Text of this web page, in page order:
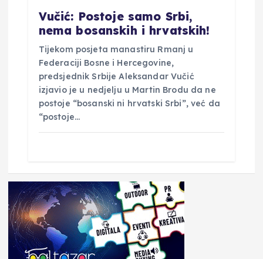
Vučić: Postoje samo Srbi,
nema bosanskih i hrvatskih!
Tijekom posjeta manastiru Rmanj u
Federaciji Bosne i Hercegovine,
predsjednik Srbije Aleksandar Vučić
izjavio je u nedjelju u Martin Brodu da ne
postoje “bosanski ni hrvatski Srbi”, već da
“postoje…